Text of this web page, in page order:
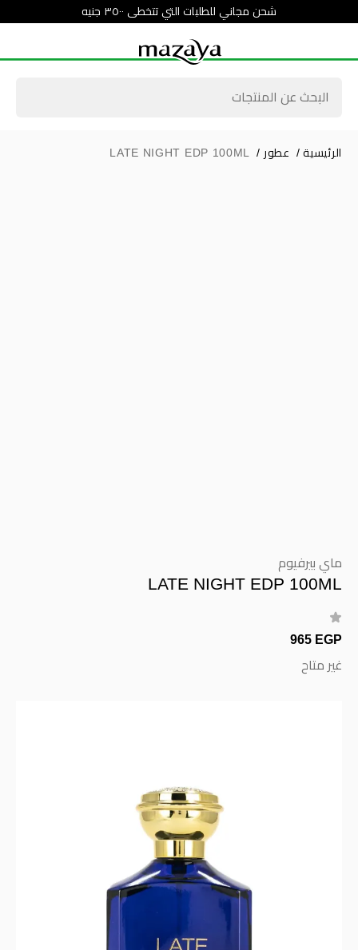
شحن مجاني للطلبات التي تتخطى ٣٥٠٠ جنيه
الرئيسية / عطور /
LATE NIGHT EDP 100ML
ماي بيرفيوم
LATE NIGHT EDP 100ML
965 EGP
غير متاح